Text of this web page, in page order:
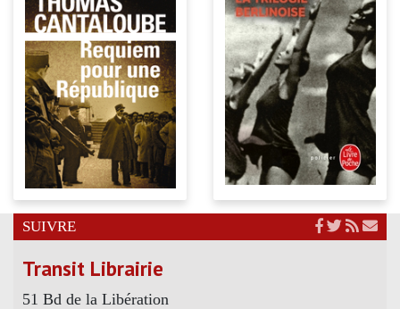
SUIVRE
Transit Librairie
51 Bd de la Libération